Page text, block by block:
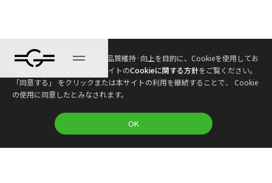
本ウェブサイトは、利便性、品質維持·向上を目的に、Cookieを使用してお
ります。詳しくは 本ウェブサイトのCookieに関する方針をご覧ください。
「同意する」 をクリックまたは本サイトの利用を継続することで、 Cookie
の使用に同意したとみなされます。
OK
ブログ